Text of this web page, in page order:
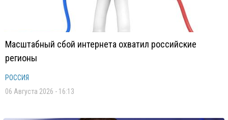
Масштабный сбой интернета охватил российские
регионы
РОССИЯ
06 Августа 2026 - 16:13